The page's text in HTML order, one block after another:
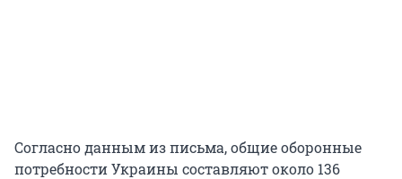
Согласно данным из письма, общие оборонные
потребности Украины составляют около 136